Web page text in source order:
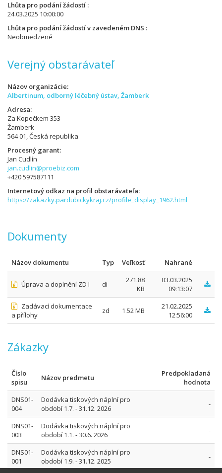
Lhůta pro podání žádostí
24.03.2025 10:00:00
Lhůta pro podání žádostí v zavedeném DNS
Neobmedzené
Verejný obstarávateľ
Názov organizácie
Albertinum, odborný léčebný ústav, Žamberk
Adresa
Za Kopečkem 353
Žamberk
564 01, Česká republika
Procesný garant
Jan Cudlín
jan.cudlin@proebiz.com
+420 597587111
Internetový odkaz na profil obstarávateľa
https://zakazky.pardubickykraj.cz/profile_display_1962.html
Dokumenty
Názov dokumentu Typ Veľkosť Nahrané
Úprava a doplnění ZD I di
271.88
KB
03.03.2025
09:13:07
Zadávací dokumentace
a přílohy
zd 1.52 MB
21.02.2025
12:56:00
Zákazky
Číslo
spisu
Názov predmetu
Predpokladaná
hodnota
DNS01-
004
Dodávka tiskových náplní pro
období 1.7. - 31.12. 2026
-
DNS01-
003
Dodávka tiskových náplní pro
období 1.1. - 30.6. 2026
-
DNS01-
001
Dodávka tiskových náplní pro
období 1.9. - 31.12. 2025
-